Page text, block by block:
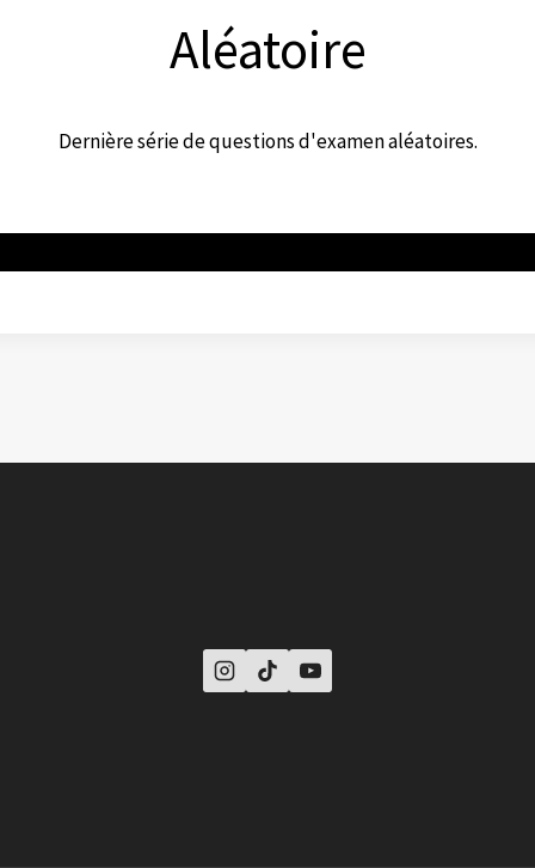
Aléatoire
Dernière série de questions d'examen aléatoires.